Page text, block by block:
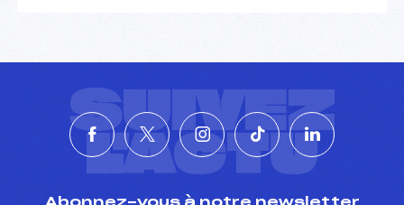
SUIVEZ
L'ACTU